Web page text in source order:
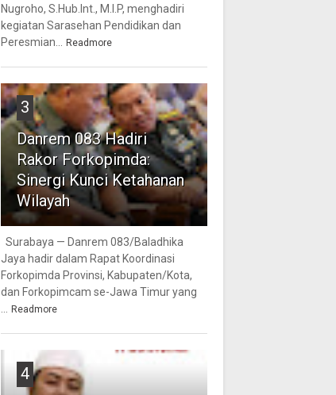
Nugroho, S.Hub.Int., M.I.P, menghadiri
kegiatan Sarasehan Pendidikan dan
Peresmian... Readmore
3
Danrem 083 Hadiri
Rakor Forkopimda:
Sinergi Kunci Ketahanan
Wilayah
Surabaya — Danrem 083/Baladhika
Jaya hadir dalam Rapat Koordinasi
Forkopimda Provinsi, Kabupaten/Kota,
dan Forkopimcam se-Jawa Timur yang
... Readmore
4